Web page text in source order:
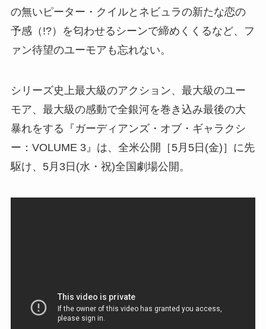
の無いピーター・クイルとネビュラの新たな恋の
予感（!?）を匂わせるシーンで締めくくるなど、フ
ァン待望のユーモアも忘れない。
シリーズ史上最大級のアクション、最大級のユー
モア、最大級の感動で全銀河を巻き込み最後の大
暴れをする『ガーディアンズ・オブ・ギャラクシ
ー：VOLUME 3』は、全米公開［5月5日(金)］に先
駆け、5月3日(水・祝)全国劇場公開。